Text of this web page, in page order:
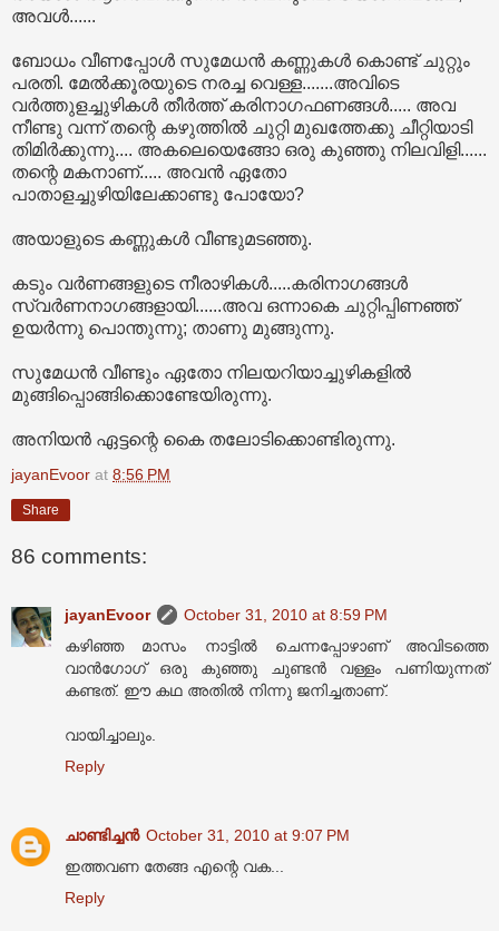
അവൾ......
ബോധം വീണപ്പോൾ സുമേധൻ കണ്ണുകൾ കൊണ്ട് ചുറ്റും
പരതി. മേൽക്കൂരയുടെ നരച്ച വെള്ള.......അവിടെ
വർത്തുളച്ചുഴികൾ തീർത്ത് കരിനാഗഫണങ്ങൾ..... അവ
നീണ്ടു വന്ന് തന്റെ കഴുത്തിൽ ചുറ്റി മുഖത്തേക്കു ചീറ്റിയാടി
തിമിർക്കുന്നു.... അകലെയെങ്ങോ ഒരു കുഞ്ഞു നിലവിളി......
തന്റെ മകനാണ്..... അവൻ ഏതോ
പാതാളച്ചുഴിയിലേക്കാണ്ടു പോയോ?
അയാളുടെ കണ്ണുകൾ വീണ്ടുമടഞ്ഞു.
കടും വർണങ്ങളുടെ നീരാഴികൾ.....കരിനാഗങ്ങൾ
സ്വർണനാഗങ്ങളായി......അവ ഒന്നാകെ ചുറ്റിപ്പിണഞ്ഞ്
ഉയർന്നു പൊന്തുന്നു; താണു മുങ്ങുന്നു.
സുമേധൻ വീണ്ടും ഏതോ നിലയറിയാച്ചുഴികളിൽ
മുങ്ങിപ്പൊങ്ങിക്കൊണ്ടേയിരുന്നു.
അനിയൻ ഏട്ടന്റെ കൈ തലോടിക്കൊണ്ടിരുന്നു.
jayanEvoor at 8:56 PM
Share
86 comments:
jayanEvoor
October 31, 2010 at 8:59 PM
കഴിഞ്ഞ മാസം നാട്ടിൽ ചെന്നപ്പോഴാണ് അവിടത്തെ
വാൻഗോഗ് ഒരു കുഞ്ഞു ചുണ്ടൻ വള്ളം പണിയുന്നത്
കണ്ടത്. ഈ കഥ അതിൽ നിന്നു ജനിച്ചതാണ്.
വായിച്ചാലും.
Reply
ചാണ്ടിച്ചൻ October 31, 2010 at 9:07 PM
ഇത്തവണ തേങ്ങ എന്റെ വക...
Reply